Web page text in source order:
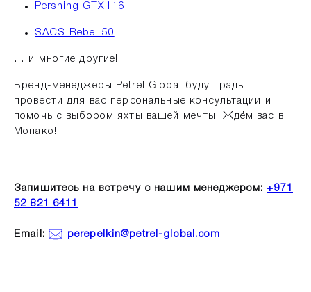
Pershing GTX116
SACS Rebel 50
… и многие другие!
Бренд-менеджеры Petrel Global будут рады
провести для вас персональные консультации и
помочь с выбором яхты вашей мечты. Ждём вас в
Монако!
Запишитесь на встречу с нашим менеджером:‪+971
52 821 6411
Email: perepelkin@petrel-global.com